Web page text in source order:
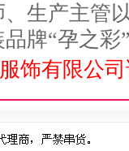
生产主管
牌“孕之彩
饰有限公